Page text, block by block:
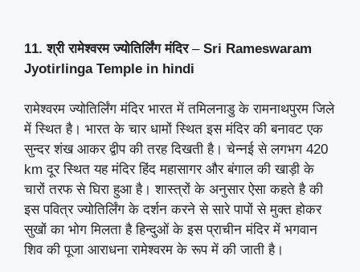
11. श्री रामेश्वरम ज्योतिर्लिंग मंदिर– Sri Rameswaram
Jyotirlinga Temple in hindi
रामेश्वरम ज्योतिर्लिंग मंदिर भारत में तमिलनाडु के रामनाथपुरम जिले
में स्थित है। भारत के चार धामों स्थित इस मंदिर की बनावट एक
सुन्दर शंख आकर द्वीप की तरह दिखती है। चेन्नई से लगभग 420
km दूर स्थित यह मंदिर हिंद महासागर और बंगाल की खाड़ी के
चारों तरफ से घिरा हुआ है। शास्त्रों के अनुसार ऐसा कहते है की
इस पवित्र ज्योतिर्लिंग के दर्शन करने से सारे पापों से मुक्त होकर
सुखों का भोग मिलता है हिन्दुओं के इस प्राचीन मंदिर में भगवान
शिव की पूजा आराधना रामेश्वरम के रूप में की जाती है।